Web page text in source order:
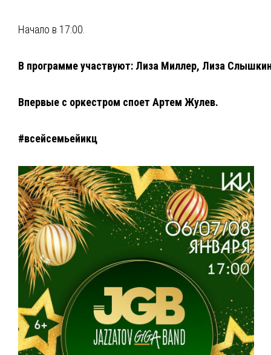
Начало в 17:00.
В программе участвуют: Лиза Миллер, Лиза
Впервые с оркестром споет Артем Жулев.
#всейсемьейикц